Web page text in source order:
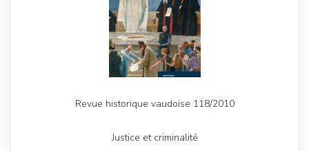
Revue historique vaudoise 118/2010
Justice et criminalité